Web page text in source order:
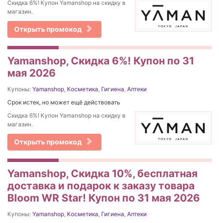
Скидка 6%! Купон Yamanshop на скидку в
магазин.
Открыть промокод
Yamanshop, Скидка 6%! Купон по 31
мая 2026
Купоны: Yamanshop, Косметика, Гигиена, Аптеки
Срок истек, но может ещё действовать
Скидка 6%! Купон Yamanshop на скидку в
магазин.
Открыть промокод
Yamanshop, Скидка 10%, бесплатная
доставка и подарок к заказу товара
Bloom WR Star! Купон по 31 мая 2026
Купоны: Yamanshop, Косметика, Гигиена, Аптеки